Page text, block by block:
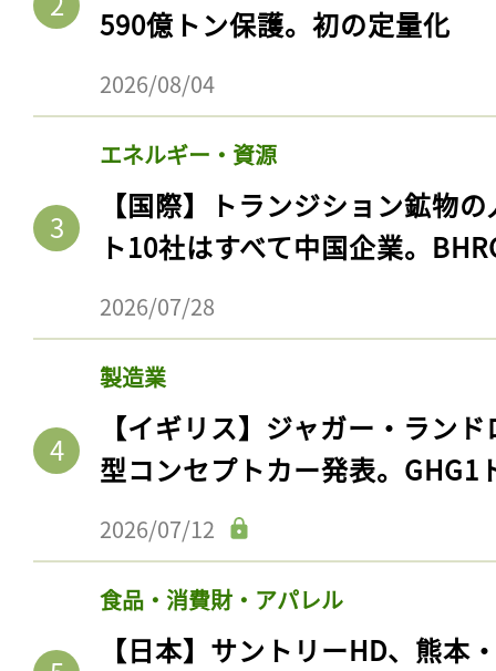
590億トン保護。初の定量化
2026/08/04
エネルギー・資源
【国際】トランジション鉱物
ト10社はすべて中国企業。
2026/07/28
製造業
【イギリス】ジャガー・ラン
型コンセプトカー発表。GHG1
2026/07/12
食品・消費財・アパレル
【日本】サントリーHD、熊本